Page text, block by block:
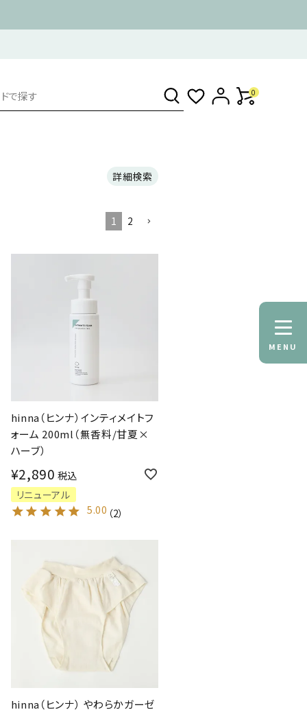
0
MENU
詳細検索
1 2
hinna（ヒンナ）インティメイトフ
ォーム 200ml（無香料/甘夏×
ハーブ）
¥2,890 税込
リニューアル
5.00 （2）
hinna（ヒンナ） やわらかガーゼ